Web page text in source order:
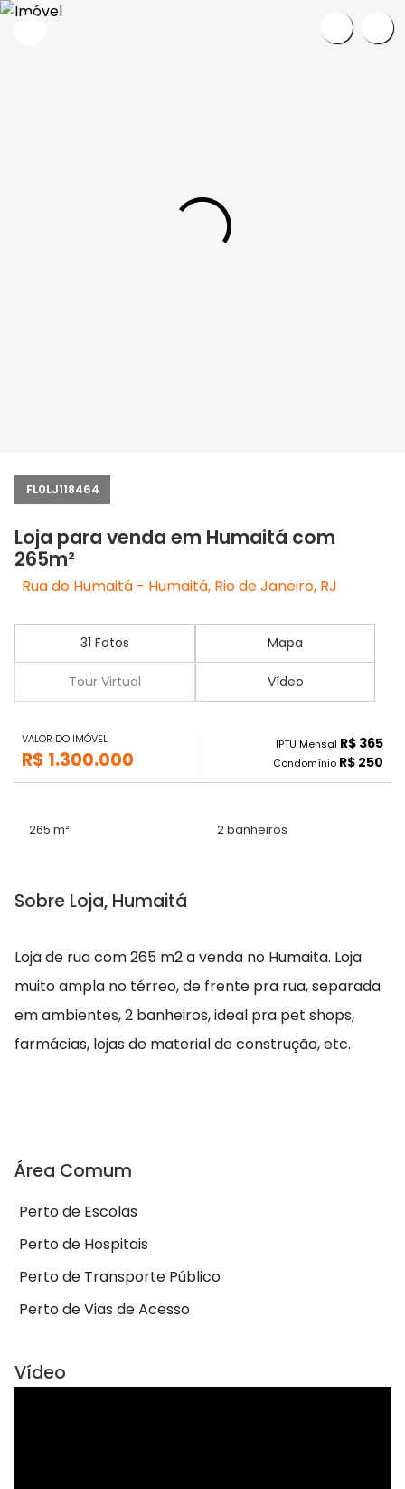
FL0LJ118464
Loja para venda em Humaitá com
265m²
Rua do Humaitá - Humaitá, Rio de Janeiro, RJ
31 Fotos Mapa
Tour Virtual Vídeo
VALOR DO IMÓVEL
R$ 1.300.000
IPTU Mensal R$ 365
Condomínio R$ 250
265 m² 2 banheiros
Sobre Loja, Humaitá
Loja de rua com 265 m2 a venda no Humaita. Loja
muito ampla no térreo, de frente pra rua, separada
em ambientes, 2 banheiros, ideal pra pet shops,
farmácias, lojas de material de construção, etc.
Área Comum
Perto de Escolas
Perto de Hospitais
Perto de Transporte Público
Perto de Vias de Acesso
Vídeo